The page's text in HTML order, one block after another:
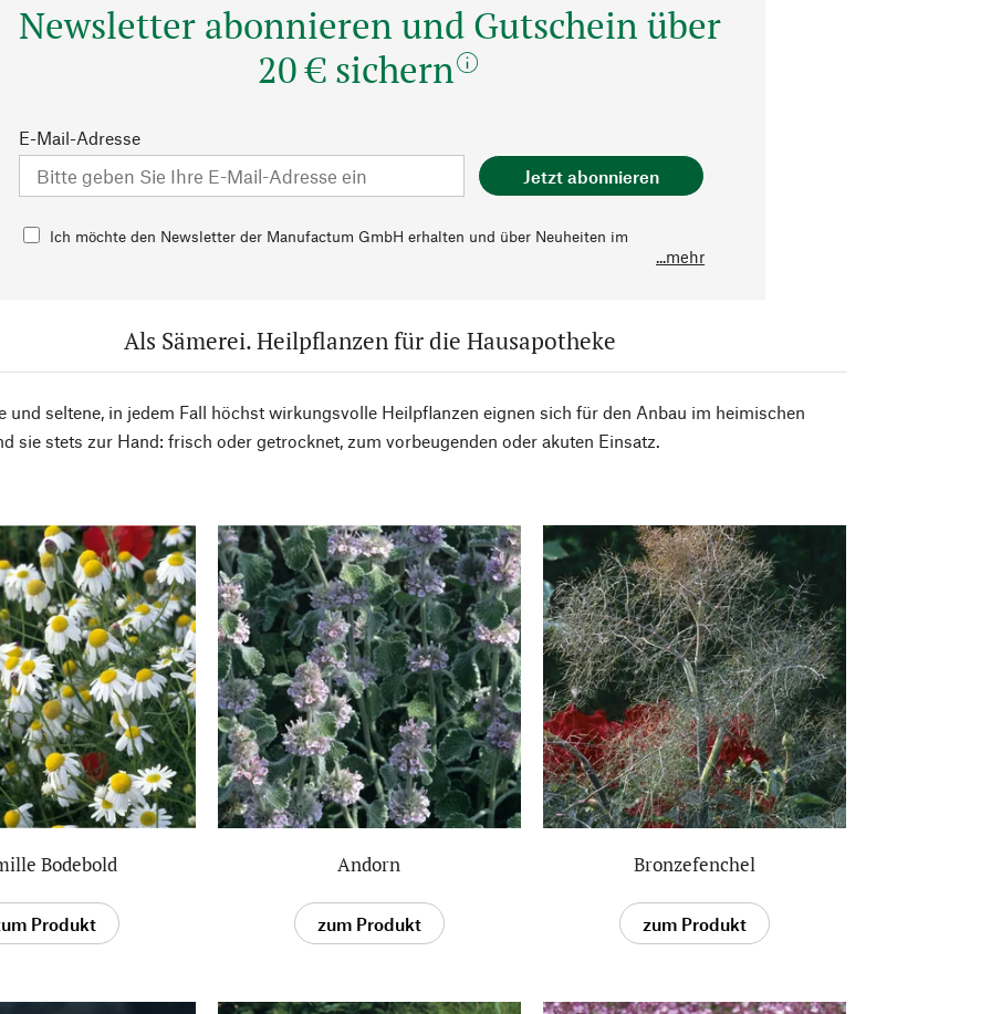
Newsletter abonnieren und Gutschein über
20 € sichern
E-Mail-Adresse
Ich möchte den Newsletter der Manufactum GmbH erhalten und über Neuheiten im
Mitteilung an info@manufactum.de oder die Abmeldemöglichkeit am Ende eines jeden
genommen.
...mehr
Jetzt abonnieren
Als Sämerei. Heilpflanzen für die Hausapotheke
und seltene, in jedem Fall höchst wirkungsvolle Heilpflanzen eignen sich für den Anbau im heimischen
sie stets zur Hand: frisch oder getrocknet, zum vorbeugenden oder akuten Einsatz.
Bodebold
Produkt
Andorn
zum Produkt
Bronzefenchel
zum Produkt